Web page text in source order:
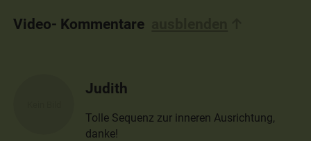
Video- Kommentare
Judith
Tolle Sequenz zur inneren Ausrichtung,
danke!